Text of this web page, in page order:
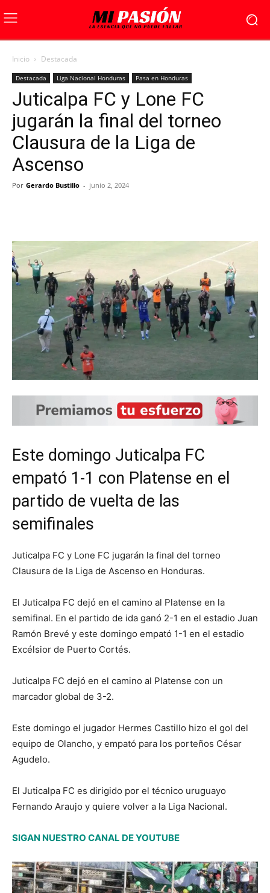
Inicio Destacada
Destacada Liga Nacional Honduras Pasa en Honduras
Juticalpa FC y Lone FC
jugarán la final del torneo
Clausura de la Liga de
Ascenso
Por Gerardo Bustillo - junio 2, 2024
Este domingo Juticalpa FC
empató 1-1 con Platense en el
partido de vuelta de las
semifinales
Juticalpa FC y Lone FC jugarán la final del torneo
Clausura de la Liga de Ascenso en Honduras.
El Juticalpa FC dejó en el camino al Platense en la
semifinal. En el partido de ida ganó 2-1 en el estadio Juan
Ramón Brevé y este domingo empató 1-1 en el estadio
Excélsior de Puerto Cortés.
Juticalpa FC dejó en el camino al Platense con un
marcador global de 3-2.
Este domingo el jugador Hermes Castillo hizo el gol del
equipo de Olancho, y empató para los porteños César
Agudelo.
El Juticalpa FC es dirigido por el técnico uruguayo
Fernando Araujo y quiere volver a la Liga Nacional.
SIGAN NUESTRO CANAL DE YOUTUBE